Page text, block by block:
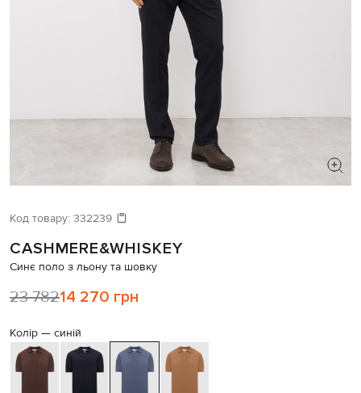
Давайте підберемо щось ще
Код товару: 332239
CASHMERE&WHISKEY
Синє поло з льону та шовку
23 78214 270 грн
Колір — синій